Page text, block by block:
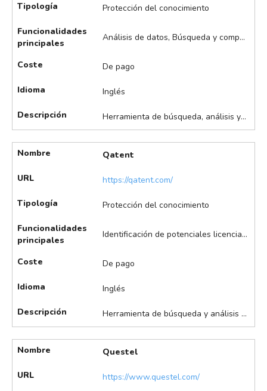
Tipología Protección del conocimiento
Funcionalidades
principales
Análisis de datos, Búsqueda y comparación asistida de marcas visuales
Coste De pago
Idioma Inglés
Descripción Herramienta de búsqueda, análisis y comparación de marcas visuales con IA, que facilita la protección y gestión de derechos de marca en entornos digitales. Destaca en la búsqueda y comparación de marcas visuales mediante IA, detección de similitudes gráficas en bases de datos de marcas y análisis de riesgos de colisión de marcas, entre otras.
Nombre Qatent
URL https://qatent.com/
Tipología Protección del conocimiento
Funcionalidades
principales
Identificación de potenciales licenciatarios, Monitorización de competidores, Redacción asistida de patentes, Visualización de datos
Coste De pago
Idioma Inglés
Descripción Herramienta de búsqueda y análisis de patentes con enfoque en la explotación comercial y la valorización de la propiedad intelectual. A través de IA asiste en la búsqueda y redacción automatizada de patentes, análisis de carteras y tecnologías, identificación de oportunidades de licenciamiento, monitorización de competidores y visualización de datos y tendencias, entre otros.
Nombre Questel
URL https://www.questel.com/